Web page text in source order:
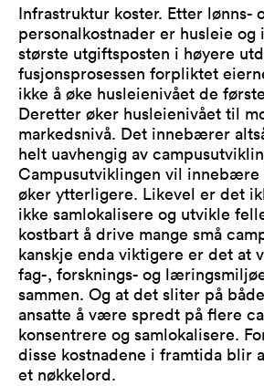
Infrastruktur koster. Etter lønns-
personalkostnader er husleie
største utgiftsposten i høyere
fusjonsprosessen forpliktet
ikke å øke husleienivået de
Deretter øker husleienivået til
markedsnivå. Det innebærer
helt uavhengig av
Campusutviklingen vil innebære
øker ytterligere. Likevel er det
ikke samlokalisere og utvikle
kostbart å drive mange små
kanskje enda viktigere er det at
fag-, forsknings- og
sammen. Og at det sliter på
ansatte å være spredt på flere
konsentrere og samlokalisere.
disse kostnadene i framtida blir
et nøkkelord.